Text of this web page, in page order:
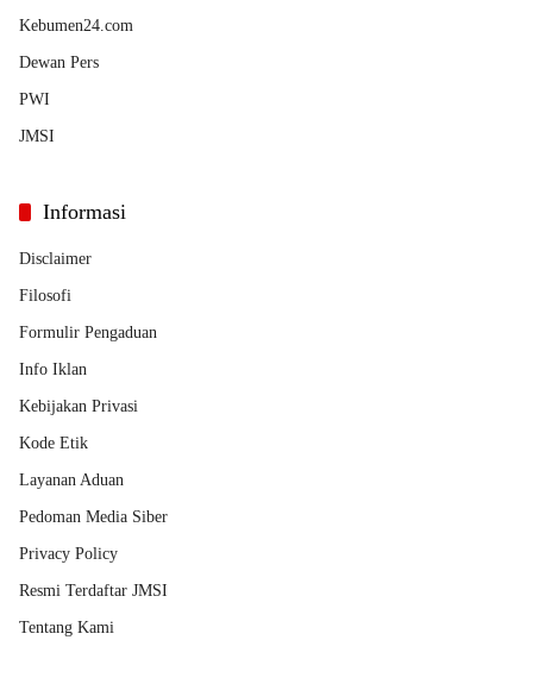
Kebumen24.com
Dewan Pers
PWI
JMSI
Informasi
Disclaimer
Filosofi
Formulir Pengaduan
Info Iklan
Kebijakan Privasi
Kode Etik
Layanan Aduan
Pedoman Media Siber
Privacy Policy
Resmi Terdaftar JMSI
Tentang Kami